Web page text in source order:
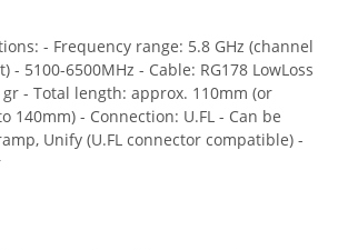
- Frequency range: 5.8 GHz (channel
- 5100-6500MHz - Cable: RG178 LowLoss
- Total length: approx. 110mm (or
140mm) - Connection: U.FL - Can be
Unify (U.FL connector compatible) -